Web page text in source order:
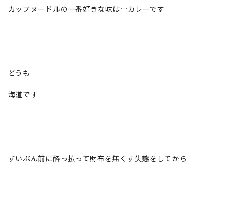
カップヌードルの一番好きな味は…カレーです
どうも
海道です
ずいぶん前に酔っ払って財布を無くす失態をしてから